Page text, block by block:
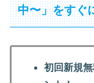
中〜」をすぐ
初回新規